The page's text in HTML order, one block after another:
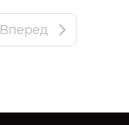
Вперед